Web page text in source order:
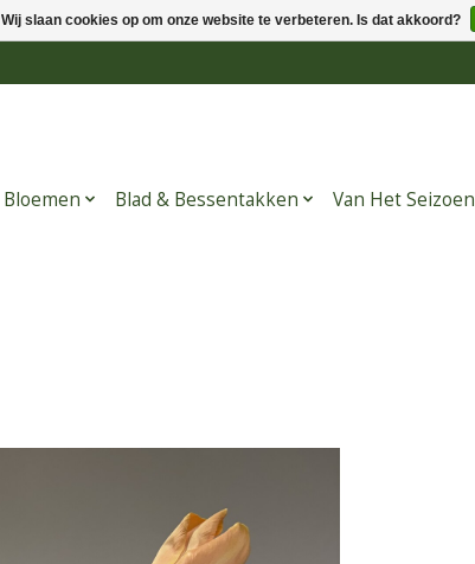
Bloemen Blad & Bessentakken Van Het Seizoen
Wij slaan cookies op om onze website te verbeteren. Is dat akkoord?